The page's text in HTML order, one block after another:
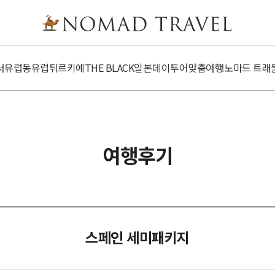
유럽동유럽튀르키예​​THE BLACK일본데이투어맞춤여행노마드 트래
여행후기
스페인 세미패키지